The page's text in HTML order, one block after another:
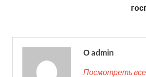
О admin
Посмотреть все